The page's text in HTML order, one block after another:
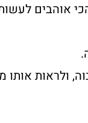
אוהבים
ולראות אותו